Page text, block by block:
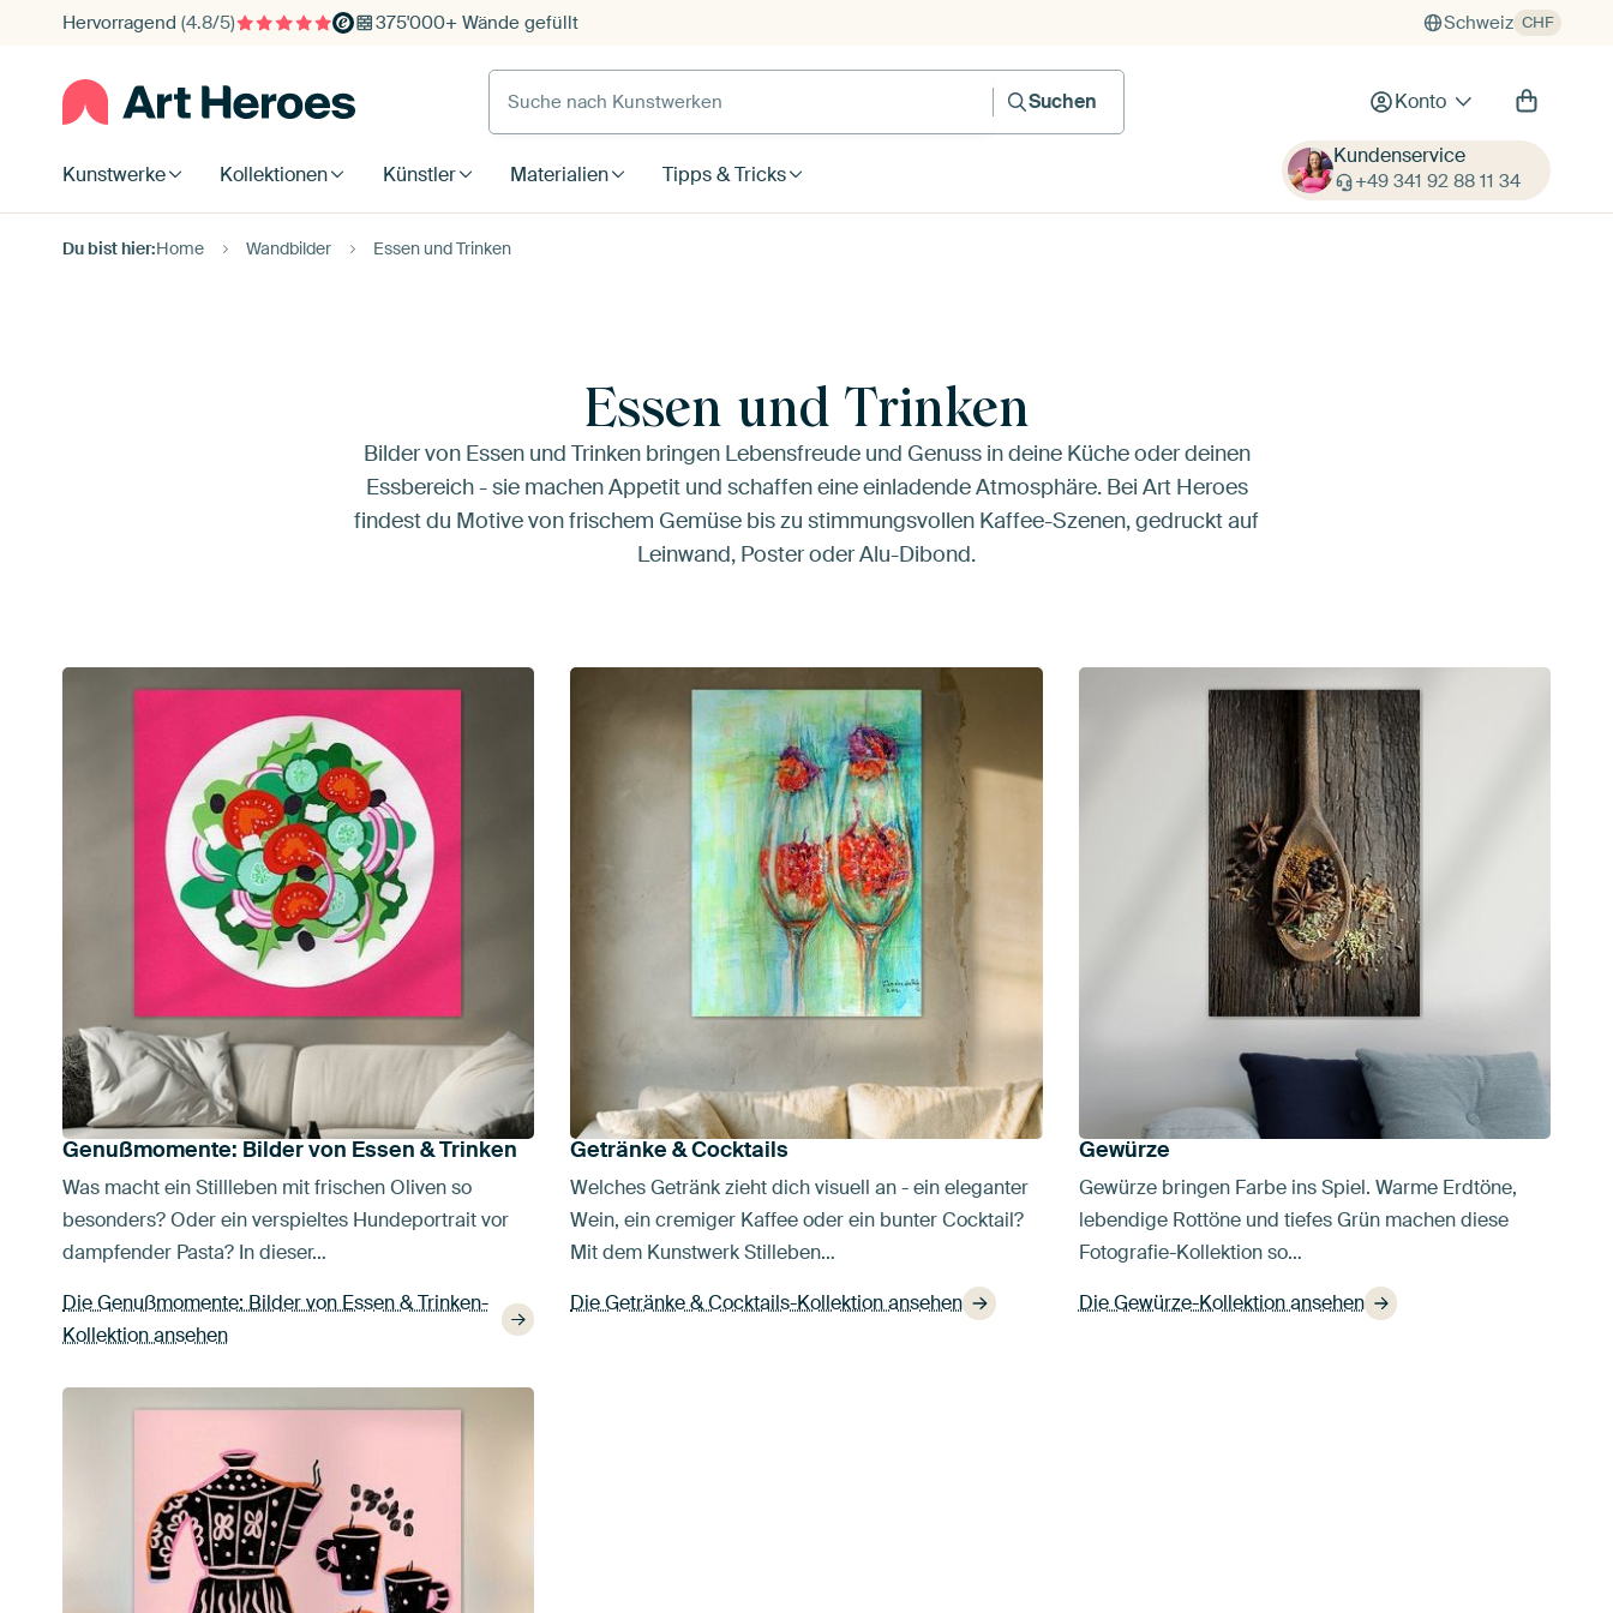
Hervorragend (4.8/5) 375'000+ Wände gefüllt Schweiz CHF
Suche nach Kunstwerken
Suchen
Konto
Kunstwerke Kollektionen Künstler Materialien Tipps & Tricks
Kundenservice
+49 341 92 88 11 34
Du bist hier:Home Wandbilder Essen und Trinken
Essen und Trinken
Bilder von Essen und Trinken bringen Lebensfreude und Genuss in deine Küche oder deinen
Essbereich - sie machen Appetit und schaffen eine einladende Atmosphäre. Bei Art Heroes
findest du Motive von frischem Gemüse bis zu stimmungsvollen Kaffee-Szenen, gedruckt auf
Leinwand, Poster oder Alu-Dibond.
Genußmomente: Bilder von Essen & Trinken
Was macht ein Stillleben mit frischen Oliven so
besonders? Oder ein verspieltes Hundeportrait vor
dampfender Pasta? In dieser…
Die Genußmomente: Bilder von Essen & Trinken-
Kollektion ansehen
Getränke & Cocktails
Welches Getränk zieht dich visuell an - ein eleganter
Wein, ein cremiger Kaffee oder ein bunter Cocktail?
Mit dem Kunstwerk Stilleben…
Die Getränke & Cocktails-Kollektion ansehen
Gewürze
Gewürze bringen Farbe ins Spiel. Warme Erdtöne,
lebendige Rottöne und tiefes Grün machen diese
Fotografie-Kollektion so…
Die Gewürze-Kollektion ansehen